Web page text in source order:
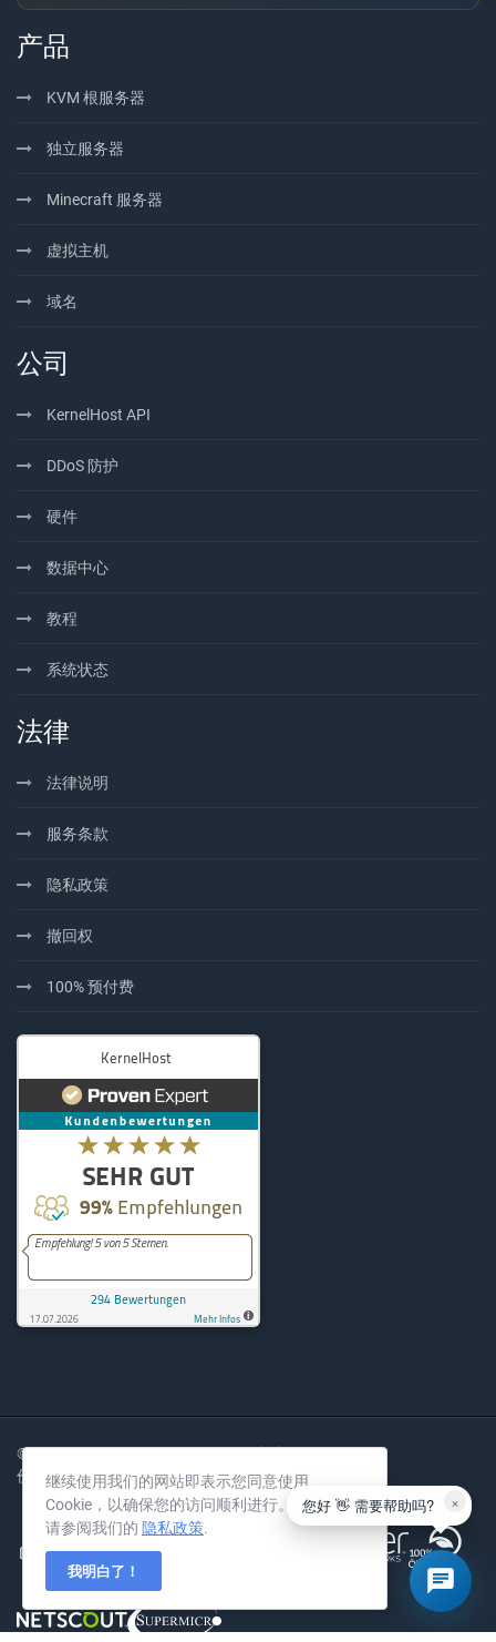
产品
KVM 根服务器
独立服务器
Minecraft 服务器
虚拟主机
域名
公司
KernelHost API
DDoS 防护
硬件
数据中心
教程
系统状态
法律
法律说明
服务条款
隐私政策
撤回权
100% 预付费
© 2004-2026 KernelHost GmbH. 版权所有。
价格不含增值税。
继续使用我们的网站即表示您同意使用
Cookie，以确保您的访问顺利进行。更多信息
请参阅我们的 隐私政策.
我明白了！
×
您好 👋 需要帮助吗?